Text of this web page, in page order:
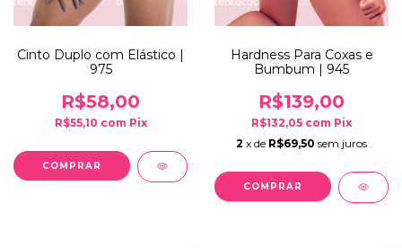
Cinto Duplo com Elástico |
975
R$58,00
R$55,10 com Pix
Hardness Para Coxas e
Bumbum | 945
R$139,00
R$132,05 com Pix
2 x de R$69,50 sem juros